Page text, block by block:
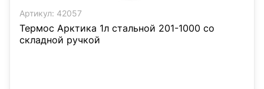
Артикул: 42057
Термос Арктика 1л стальной 201-1000 со
складной ручкой